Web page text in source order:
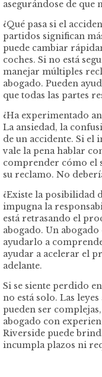
asegurándose de que
¿Qué pasa si el
partidos significan
puede cambiar
coches. Si no está
manejar múltiples
abogado. Pueden
que todas las partes
¿Ha experimentado
La ansiedad, la
de un accidente. Si el
vale la pena hablar
comprender cómo el
su reclamo. No
¿Existe la posibilidad
impugna la
está retrasando el
abogado. Un
ayudarlo a
ayudar a acelerar el
adelante.
Si se siente perdido
no está solo. Las
pueden ser
abogado con
Riverside puede
incumpla plazos ni